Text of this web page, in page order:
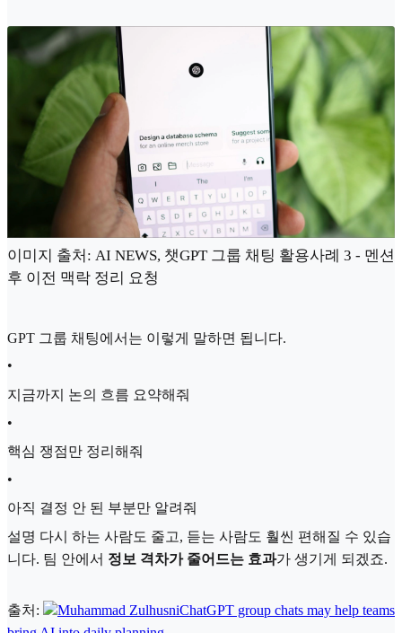
이미지 출처: AI NEWS, 챗GPT 그룹 채팅 활용사례 3 - 멘션
후 이전 맥락 정리 요청
GPT 그룹 채팅에서는 이렇게 말하면 됩니다.
•
지금까지 논의 흐름 요약해줘
•
핵심 쟁점만 정리해줘
•
아직 결정 안 된 부분만 알려줘
설명 다시 하는 사람도 줄고, 듣는 사람도 훨씬 편해질 수 있습
니다. 팀 안에서 정보 격차가 줄어드는 효과가 생기게 되겠죠.
출처: Muhammad ZulhusniChatGPT group chats may help teams